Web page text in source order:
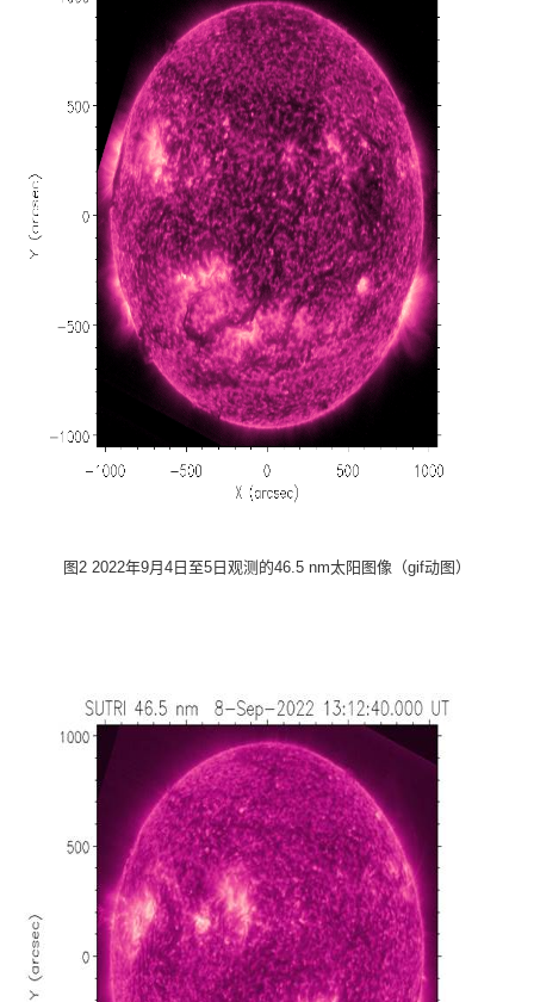
图2 2022年9月 4 日至5 日观测的46.5 nm太阳图像（gif动图）